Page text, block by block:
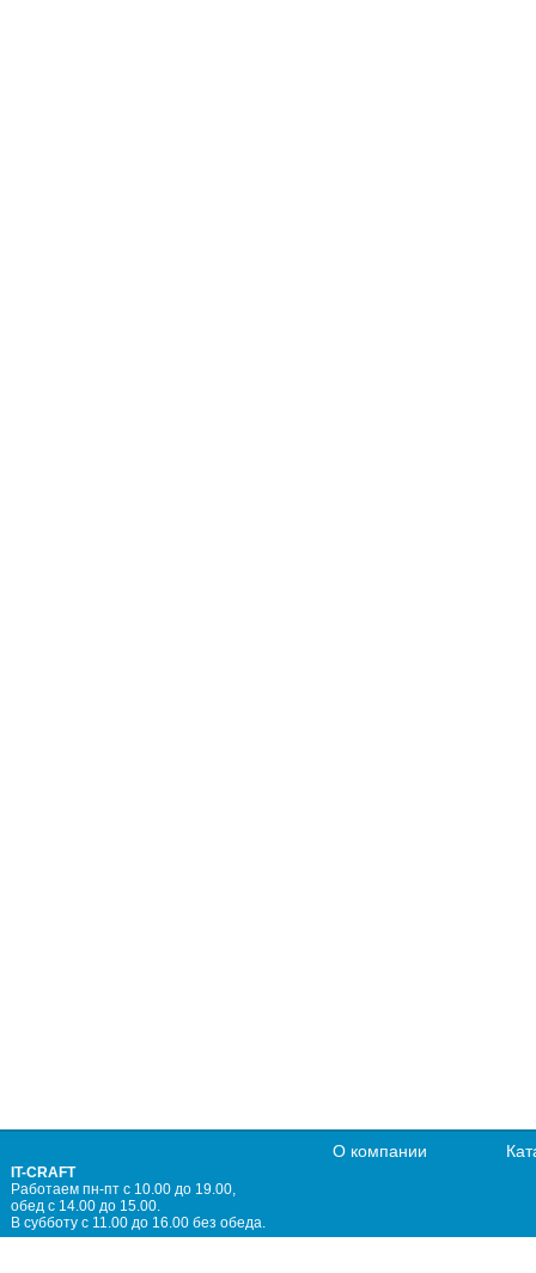
IT-CRAFT
Работаем пн-пт с 10.00 до 19.00,
обед с 14.00 до 15.00.
В субботу с 11.00 до 16.00 без обеда.
О компании